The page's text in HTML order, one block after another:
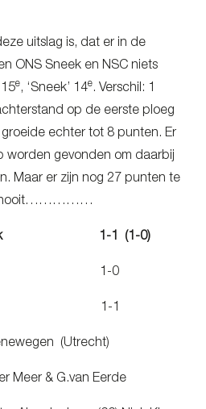
uitslag is, dat er in de
ONS Sneek en NSC niets
e, ‘Sneek’ 14e. Verschil: 1
op de eerste ploeg
groeide echter tot 8 punten. Er
worden gevonden om daarbij
Maar er zijn nog 27 punten te
nooit……………
Nijkerk 1-1 (1-0)
1-0
Ajiach 1-1
(Utrecht)
& G.van Eerde